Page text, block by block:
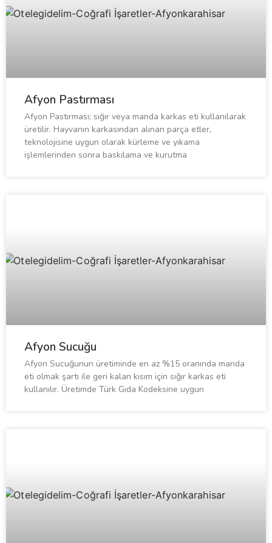
Afyon Pastırması
Afyon Pastırması; sığır veya manda karkas eti kullanılarak
üretilir. Hayvanın karkasından alınan parça etler,
teknolojisine uygun olarak kürleme ve yıkama
işlemlerinden sonra baskılama ve kurutma
Afyon Sucuğu
Afyon Sucuğunun üretiminde en az %15 oranında manda
eti olmak şartı ile geri kalan kısım için sığır karkas eti
kullanılır. Üretimde Türk Gıda Kodeksine uygun